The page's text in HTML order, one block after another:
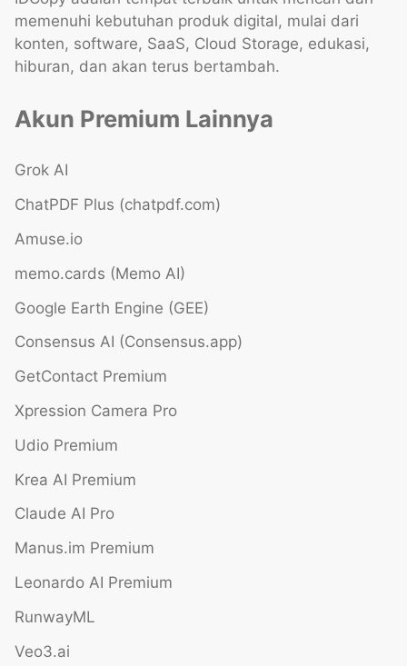
memenuhi kebutuhan produk digital, mulai dari
konten, software, SaaS, Cloud Storage, edukasi,
hiburan, dan akan terus bertambah.
Akun Premium Lainnya
Grok AI
ChatPDF Plus (chatpdf.com)
Amuse.io
memo.cards (Memo AI)
Google Earth Engine (GEE)
Consensus AI (Consensus.app)
GetContact Premium
Xpression Camera Pro
Udio Premium
Krea AI Premium
Claude AI Pro
Manus.im Premium
Leonardo AI Premium
RunwayML
Veo3.ai